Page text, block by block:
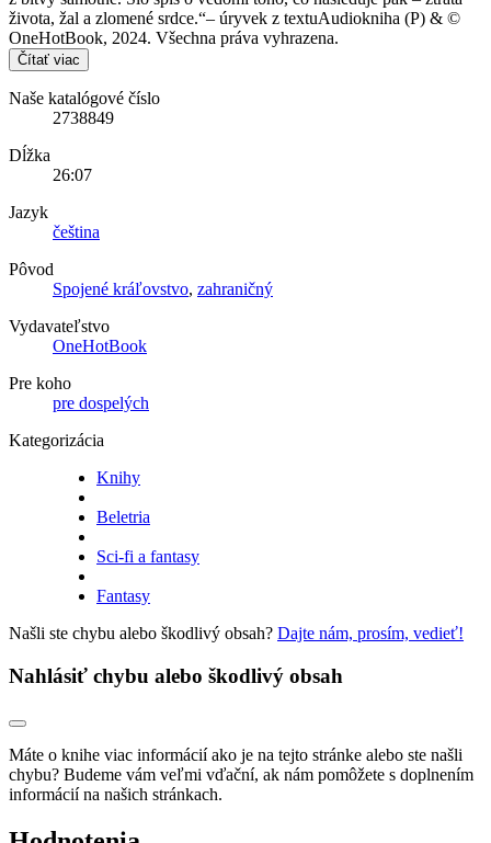
života, žal a zlomené srdce.“– úryvek z textuAudiokniha (P) & ©
OneHotBook, 2024. Všechna práva vyhrazena.
Čítať viac
Naše katalógové číslo
2738849
Dĺžka
26:07
Jazyk
čeština
Pôvod
Spojené kráľovstvo, zahraničný
Vydavateľstvo
OneHotBook
Pre koho
pre dospelých
Kategorizácia
Knihy
Beletria
Sci-fi a fantasy
Fantasy
Našli ste chybu alebo škodlivý obsah? Dajte nám, prosím, vedieť!
Nahlásiť chybu alebo škodlivý obsah
Máte o knihe viac informácií ako je na tejto stránke alebo ste našli
chybu? Budeme vám veľmi vďační, ak nám pomôžete s doplnením
informácií na našich stránkach.